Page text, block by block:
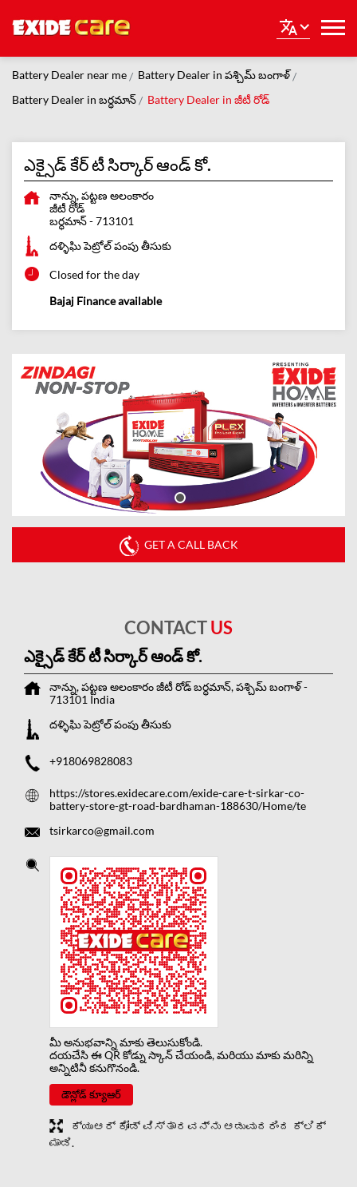
Battery Dealer near me
Battery Dealer in పశ్చిమ్ బంగాళ్
Battery Dealer in బర్ధమాన్
Battery Dealer in జీటీ రోడ్
ఎక్సైడ్ కేర్ టీ సిర్కార్ ఆండ్ కో.
నాన్ను, పట్టణ అలంకారం
జీటీ రోడ్
బర్ధమాన్-713101
దళ్ళిఘి పెట్రోల్ పంపు తీసుకు
Closed for the day
Bajaj Finance available
GET A CALL BACK
CONTACTUS
ఎక్సైడ్ కేర్ టీ సిర్కార్ ఆండ్ కో.
నాన్ను, పట్టణ అలంకారంజీటీ రోడ్బర్ధమాన్, పశ్చిమ్ బంగాళ్-
713101 India
దళ్ళిఘి పెట్రోల్ పంపు తీసుకు
+918069828083
https://stores.exidecare.com/exide-care-t-sirkar-co-
battery-store-gt-road-bardhaman-188630/Home/te
tsirkarco@gmail.com
మీ అనుభవాన్ని మాకు తెలుసుకోండి.
దయచేసి ఈ QR కోడ్ను స్కాన్ చేయండి, మరియు మాకు మరిన్ని
అన్నిటినీ కనుగొనండి.
డౌన్లోడ్ క్యూఆర్
ಕ್ಯುಆರ್ ಕೋಡ್ ವಿಸ್ತಾರವನ್ನು ಆಡುವುದರಿಂದ ಕ್ಲಿಕ್
ಮಾಡಿ.